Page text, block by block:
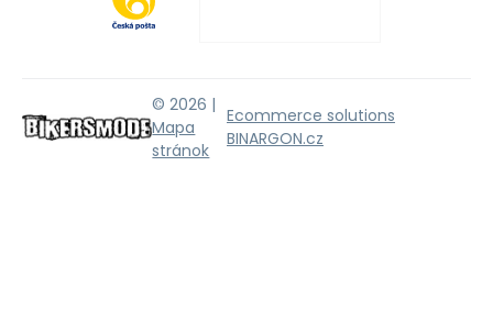
© 2026 |
Mapa
stránok
Ecommerce solutions
BINARGON.cz